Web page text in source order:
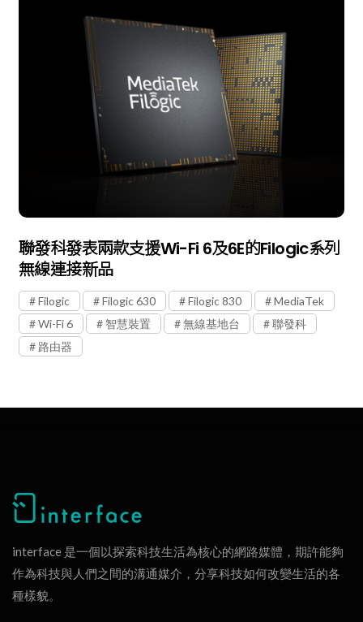
聯發科發表兩款支援Wi-Fi 6及6E的Filogic系列
無線連接新品
Filogic Filogic 630 Filogic 830
MediaTek
Wi-Fi 6
智慧裝置 無線基地台
聯發科
路由器
interface 是一個以探索科技生活為核心的網路媒體，期許能夠
作為科技與人們之間的溝通媒介，分享科技如何改變生活的各
種樣貌。